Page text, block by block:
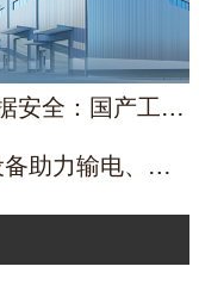
从OpenClaw风险看数据安全：国产工业服务器需要软硬一体防线
从政策到落地：工控设备助力输电、配网、变电全场景